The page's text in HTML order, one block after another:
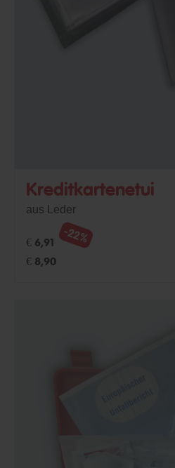
Kreditkartenetui
aus Leder
€ 6,91 -22%
€ 8,90